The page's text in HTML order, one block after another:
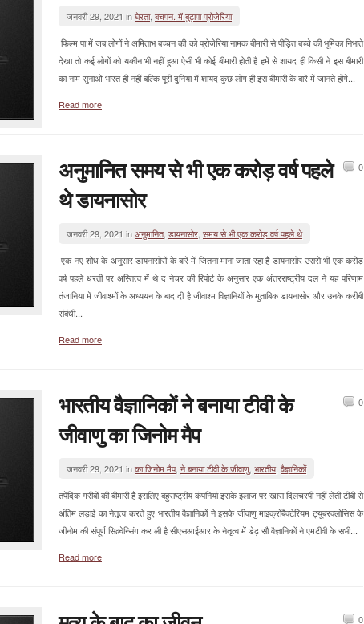
जनवरी 29, 2021 inघेरता, बचपन. में बुढ़ापा प्रोजेरिया
फिल्म पा में जब लोगों ने अमिताभ बच्चन की को प्रोजेरिया नामक बीमारी से पीड़ित बच्चे की भूमिका निभाते
देखा तो कई लोगों को यकीन भी नहीं हुआ ऐसी भी कोई बीमारी होती है हमें से शायद ही किसी ने इस बीमारी
का नाम सुनाओ भारत ही नहीं बल्कि पूरी दुनिया में शायद कुछ लोग ही इस बीमारी के बारे में जानते होंगे...
Read more
अनुमानित समय से भी एक करोड़ वर्ष पहले
थे डायनासोर
0
जनवरी 29, 2021 inअनुमानित, डायनासोर समय से भी एक करोड़ वर्ष पहले थे
एक नए शोध के अनुसार डायनासोरों के बारे में जितना माना जाता रहा है डायनासोर उससे भी एक करोड़
वर्ष पहले धरती पर अस्तित्व में थे द नेचर की रिपोर्ट के अनुसार एक अंतरराष्ट्रीय दल ने यह परिणाम
तंजानिया में जीवाश्मों के अध्ययन के बाद दी है जीवाश्म विज्ञानियों के मुताबिक डायनासोर और उनके करीबी
संबंधी...
Read more
भारतीय वैज्ञानिकों ने बनाया टीवी के
जीवाणु का जिनोम मैप
0
जनवरी 29, 2021 inका जिनोम मैप, ने बनाया टीवी के जीवाणु भारतीय, वैज्ञानिकों
तपेदिक गरीबों की बीमारी है इसलिए बहुराष्ट्रीय कंपनियां इसके इलाज पर खास दिलचस्पी नहीं लेती टीबी से
अंतिम लड़ाई का नेतृत्व करते हुए भारतीय वैज्ञानिकों ने इसके जीवाणु माइक्रोबैक्टेरियम ट्यूबरक्लोसिस के
जीनोम की संपूर्ण सिक़्वेन्सिंग कर ली है सीएसआईआर के नेतृत्व में डेढ़ सौ वैज्ञानिकों ने एमटीवी के सभी...
Read more
0